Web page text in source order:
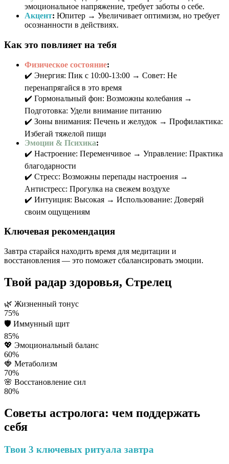
эмоциональное напряжение, требует заботы о себе.
Акцент: Юпитер → Увеличивает оптимизм, но требует
осознанности в действиях.
Как это повлияет на тебя
Физическое состояние:
✔️ Энергия: Пик с 10:00-13:00 → Совет: Не
перенапрягайся в это время
✔️ Гормональный фон: Возможны колебания →
Подготовка: Удели внимание питанию
✔️ Зоны внимания: Печень и желудок → Профилактика:
Избегай тяжелой пищи
Эмоции & Психика:
✔️ Настроение: Переменчивое → Управление: Практика
благодарности
✔️ Стресс: Возможны перепады настроения →
Антистресс: Прогулка на свежем воздухе
✔️ Интуиция: Высокая → Использование: Доверяй
своим ощущениям
Ключевая рекомендация
Завтра старайся находить время для медитации и
восстановления — это поможет сбалансировать эмоции.
Твой радар здоровья, Стрелец
🌿 Жизненный тонус
75%
🛡️ Иммунный щит
85%
💖 Эмоциональный баланс
60%
🍓 Метаболизм
70%
🌸 Восстановление сил
80%
Советы астролога: чем поддержать
себя
Твои 3 ключевых ритуала завтра